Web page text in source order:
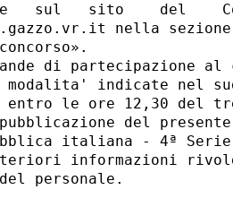
sul   sito    del
nella
di partecipazione al
modalita' indicate nel
entro le ore 12,30 del
del
italiana - 4ª
informazioni
personale.